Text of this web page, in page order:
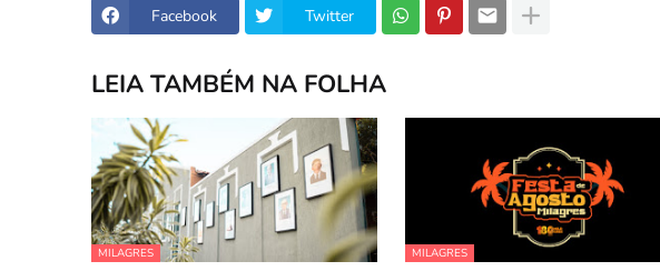
Facebook Twitter
LEIA TAMBÉM NA FOLHA
MILAGRES MILAGRES